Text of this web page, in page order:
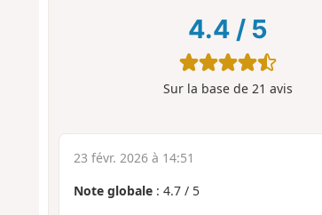
4.4 / 5
Sur la base de 21 avis
23 févr. 2026 à 14:51
Note globale: 4.7/ 5